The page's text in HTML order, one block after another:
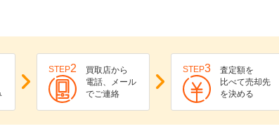
STEP2
買取店から
電話、メール
でご連絡
STEP3
査定額を
比べて売却先
を決める